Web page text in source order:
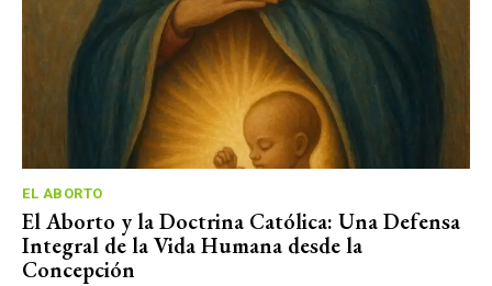
EL ABORTO
El Aborto y la Doctrina Católica: Una Defensa
Integral de la Vida Humana desde la
Concepción